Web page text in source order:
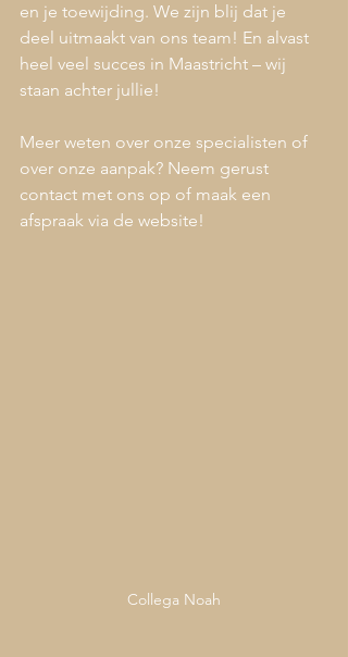
en je toewijding. We zijn blij dat je
deel uitmaakt van ons team! En alvast
heel veel succes in Maastricht – wij
staan achter jullie!
Meer weten over onze specialisten of
over onze aanpak? Neem gerust
contact met ons op of maak een
afspraak via de website!
Collega Noah